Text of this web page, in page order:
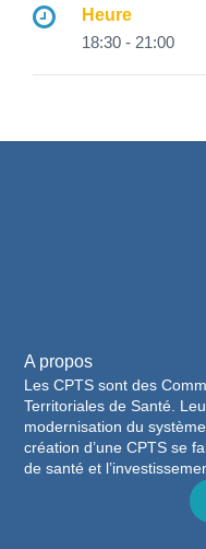
Heure
18:30 - 21:00
A propos
Les CPTS sont des
Territoriales de Santé.
modernisation du
création d’une CPTS se
de santé et